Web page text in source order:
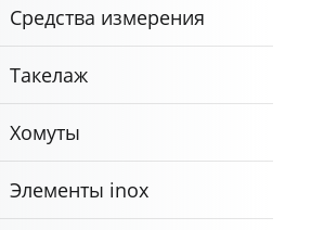
Средства измерения
Такелаж
Хомуты
Элементы inox